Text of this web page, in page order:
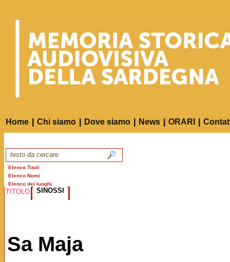
Home Chi siamo Dove siamo News ORARI
Elenco Titoli
Elenco Nomi
Elenco dei luoghi
TITOLO SINOSSI
Sa Maja